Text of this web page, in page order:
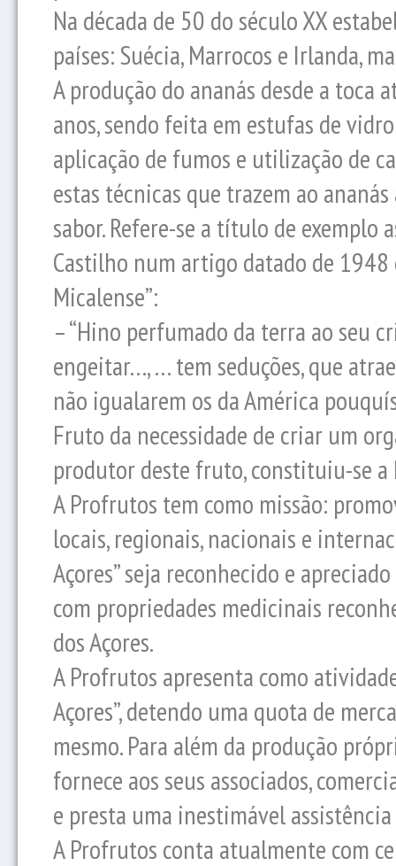
Na década de 50 do século XX
países: Suécia, Marrocos e Irlanda,
A produção do ananás desde a toca
anos, sendo feita em estufas de
aplicação de fumos e utilização de
estas técnicas que trazem ao
sabor. Refere-se a título de
Castilho num artigo datado de
Micalense”:
– “Hino perfumado da terra ao seu
engeitar…, … tem seduções, que
não igualarem os da América
Fruto da necessidade de criar um
produtor deste fruto, constituiu-se
A Profrutos tem como missão:
locais, regionais, nacionais e
Açores” seja reconhecido e
com propriedades medicinais
dos Açores.
A Profrutos apresenta como
Açores”, detendo uma quota de
mesmo. Para além da produção
fornece aos seus associados,
e presta uma inestimável
A Profrutos conta atualmente com